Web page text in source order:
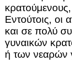
κρατούμενους,
Εντούτοις,
και σε πολύ
γυναικών
ή των νεαρών